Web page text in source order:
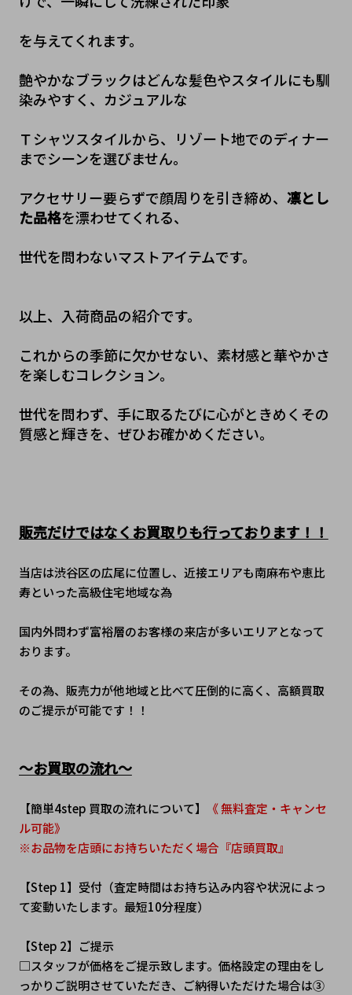
を与えてくれます。
艶やかなブラックはどんな髪色やスタイルにも馴
染みやすく、カジュアルな
Ｔシャツスタイルから、リゾート地でのディナー
までシーンを選びません。
アクセサリー要らずで顔周りを引き締め、 凛とし
た品格を漂わせてくれる、
世代を問わないマストアイテムです。
以上、入荷商品の紹介です。
これからの季節に欠かせない、素材感と華やかさ
を楽しむコレクション。
﻿世代を問わず、手に取るたびに心がときめくその
質感と輝きを、ぜひお確かめください。
販売だけではなくお買取りも行っております！！
当店は渋谷区の広尾に位置し、近接エリアも南麻布や恵比
寿といった高級住宅地域な為
国内外問わず富裕層のお客様の来店が多いエリアとなって
おります。
その為、販売力が他地域と比べて圧倒的に高く、高額買取
のご提示が可能です！！
～お買取の流れ～
【簡単4step 買取の流れについて】
《 無料査定・キャンセ
ル可能》
※お品物を店頭にお持ちいただく場合『店頭買取』
【Step 1】受付（査定時間はお持ち込み内容や状況によっ
て変動いたします。最短10分程度）
【Step 2】ご提示
□スタッフが価格をご提示致します。価格設定の理由をし
っかりご説明させていただき、ご納得いただけた場合は③